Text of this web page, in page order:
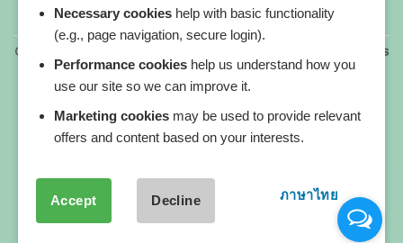
All blog posts
Copyright 2026 ©
All rights reserved. HEALTHPLATZ™ is
a registered trademark of Adbrandture Co., Ltd.
Our website services, content, and products are for
informational purposes only. Healthplatz does not
provide medical advice, diagnosis, or treatment.
Necessary cookies help with basic functionality
(e.g., page navigation, secure login).
Performance cookies help us understand how you
use our site so we can improve it.
Marketing cookies may be used to provide relevant
offers and content based on your interests.
Accept Decline ภาษาไทย